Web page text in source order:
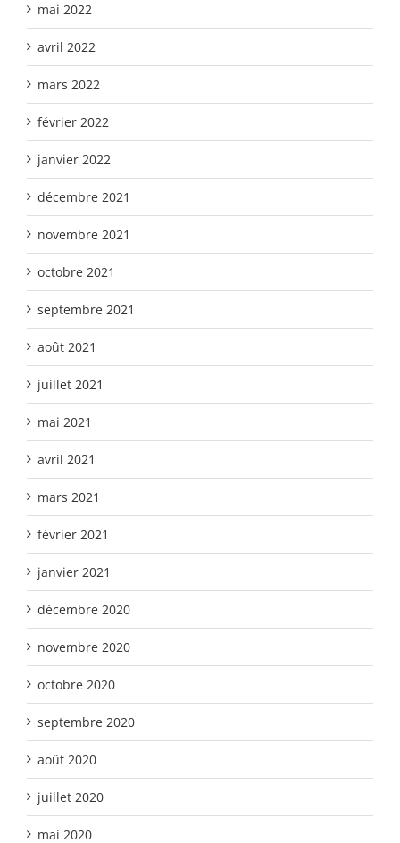
mai 2022
avril 2022
mars 2022
février 2022
janvier 2022
décembre 2021
novembre 2021
octobre 2021
septembre 2021
août 2021
juillet 2021
mai 2021
avril 2021
mars 2021
février 2021
janvier 2021
décembre 2020
novembre 2020
octobre 2020
septembre 2020
août 2020
juillet 2020
mai 2020